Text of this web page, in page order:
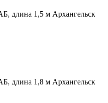
длина 1,5 м Архангельск
длина 1,8 м Архангельск